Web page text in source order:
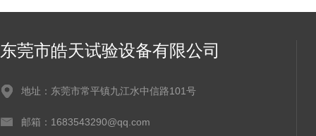
东莞市皓天试验设备有限公司
地址：东莞市常平镇九江水中信路101号
邮箱：1683543290@qq.com